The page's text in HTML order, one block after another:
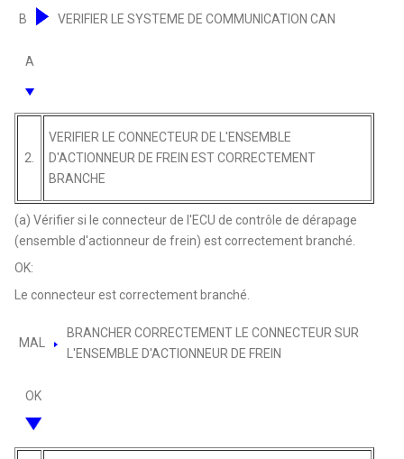
B VERIFIER LE SYSTEME DE COMMUNICATION CAN
A
2.
VERIFIER LE CONNECTEUR DE L'ENSEMBLE
D'ACTIONNEUR DE FREIN EST CORRECTEMENT
BRANCHE
(a) Vérifier si le connecteur de l'ECU de contrôle de dérapage
(ensemble d'actionneur de frein) est correctement branché.
OK:
Le connecteur est correctement branché.
MAL
BRANCHER CORRECTEMENT LE CONNECTEUR SUR
L'ENSEMBLE D'ACTIONNEUR DE FREIN
OK